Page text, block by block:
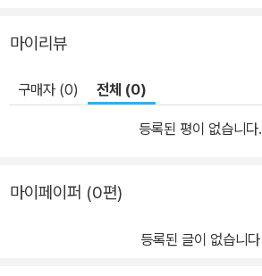
마이리뷰
구매자 (0) 전체 (0)
등록된 평이 없습니다.
마이페이퍼 (0편)
등록된 글이 없습니다